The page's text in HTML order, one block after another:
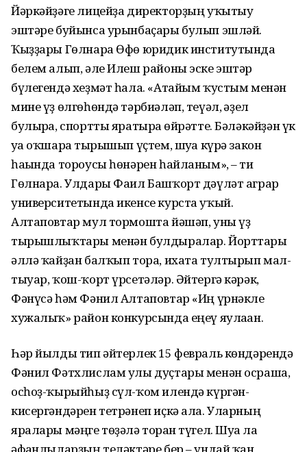
Йәркәйҙәге лицейҙа директорҙың уҡытыу
эштәре буйынса урынбаҫары булып эшләй.
Ҡыҙҙары Гөлнара Өфө юридик институтында
белем алып, әле Илеш районы эске эштәр
бүлегендә хеҙмәт һала. «Атайым ҡустым менән
мине үҙ өлгөһөндә тәрбиәләп, теүәл, ғәҙел
булырға, спортты яратырға өйрәтте. Бәләкәйҙән үк
уға оҡшарға тырышып үҫтем, шуға күрә закон
һағында тороусы һөнәрен һайланым», – ти
Гөлнара. Улдары Фаил Башҡорт дәүләт аграр
университетында икенсе курста уҡый.
Алтаповтар мул тормошта йәшәп, уны үҙ
тырышлыҡтары менән булдыралар. Йорттары
әллә ҡайҙан балҡып тора, ихата тултырып мал-
тыуар, ҡош-ҡорт үрсетәләр. Әйтергә кәрәк,
Фәнүсә һәм Фәнил Алтаповтар «Иң үрнәкле
хужалыҡ» район конкурсында еңеү яулаған.
Һәр йылды тип әйтерлек 15 февраль көндәрендә
Фәнил Фәтхлислам улы дуҫтары менән осраша,
осһоҙ-ҡырыйһыҙ сүл-ҡом илендә күргән-
кисергәндәрен тетрәнеп иҫкә ала. Уларның
яралары мәңге төҙәлә торған түгел. Шуға ла